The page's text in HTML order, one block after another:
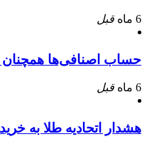
6 ماه قبل
حساب اصنافی‌ها
6 ماه قبل
هشدار اتحادیه طلا به